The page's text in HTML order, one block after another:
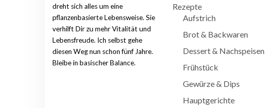
dreht sich alles um eine
pflanzenbasierte Lebensweise. Sie
verhilft Dir zu mehr Vitalität und
Lebensfreude. Ich selbst gehe
diesen Weg nun schon fünf Jahre.
Bleibe in basischer Balance.
Rezepte
Aufstrich
Brot & Backwaren
Dessert & Nachspeisen
Frühstück
Gewürze & Dips
Hauptgerichte